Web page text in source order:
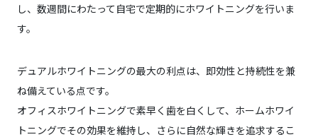
し、数週間にわたって自宅で定期的にホワイトニングを行いま
す。
デュアルホワイトニングの最大の利点は、即効性と持続性を兼
ね備えている点です。
オフィスホワイトニングで素早く歯を白くして、ホームホワイ
トニングでその効果を維持し、さらに自然な輝きを追求するこ